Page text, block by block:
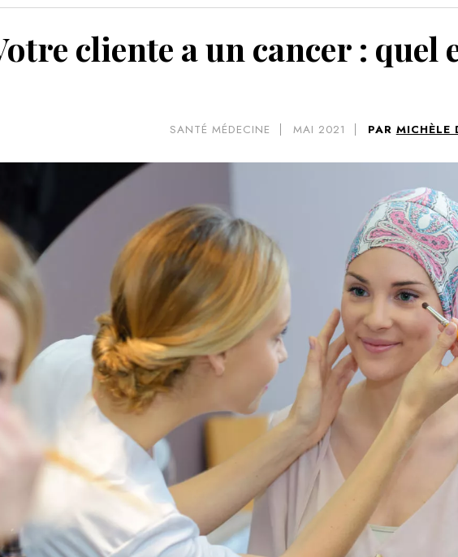
cliente a un cancer : quel
SANTÉ MÉDECINE MAI 2021 PAR MICHÈLE